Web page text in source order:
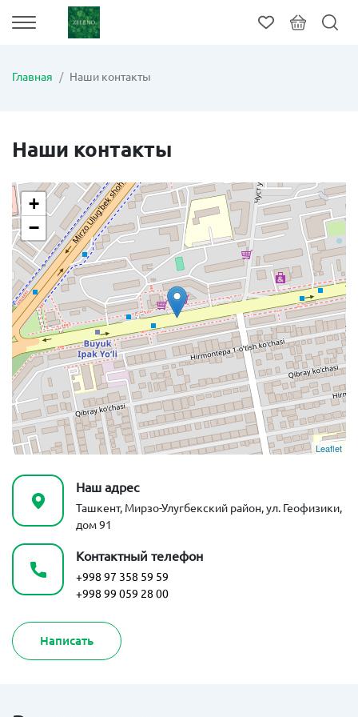
Главная Наши контакты
Наши контакты
+
−
Leaflet
Наш адрес
Ташкент, Мирзо-Улугбекский район, ул. Геофизики,
дом 91
Контактный телефон
+998 97 358 59 59
+998 99 059 28 00
Написать